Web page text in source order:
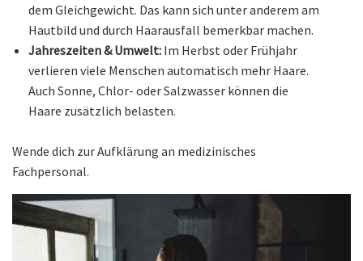
dem Gleichgewicht. Das kann sich unter anderem am
Hautbild und durch Haarausfall bemerkbar machen.
Jahreszeiten & Umwelt: Im Herbst oder Frühjahr
verlieren viele Menschen automatisch mehr Haare.
Auch Sonne, Chlor- oder Salzwasser können die
Haare zusätzlich belasten.
Wende dich zur Aufklärung an medizinisches
Fachpersonal.